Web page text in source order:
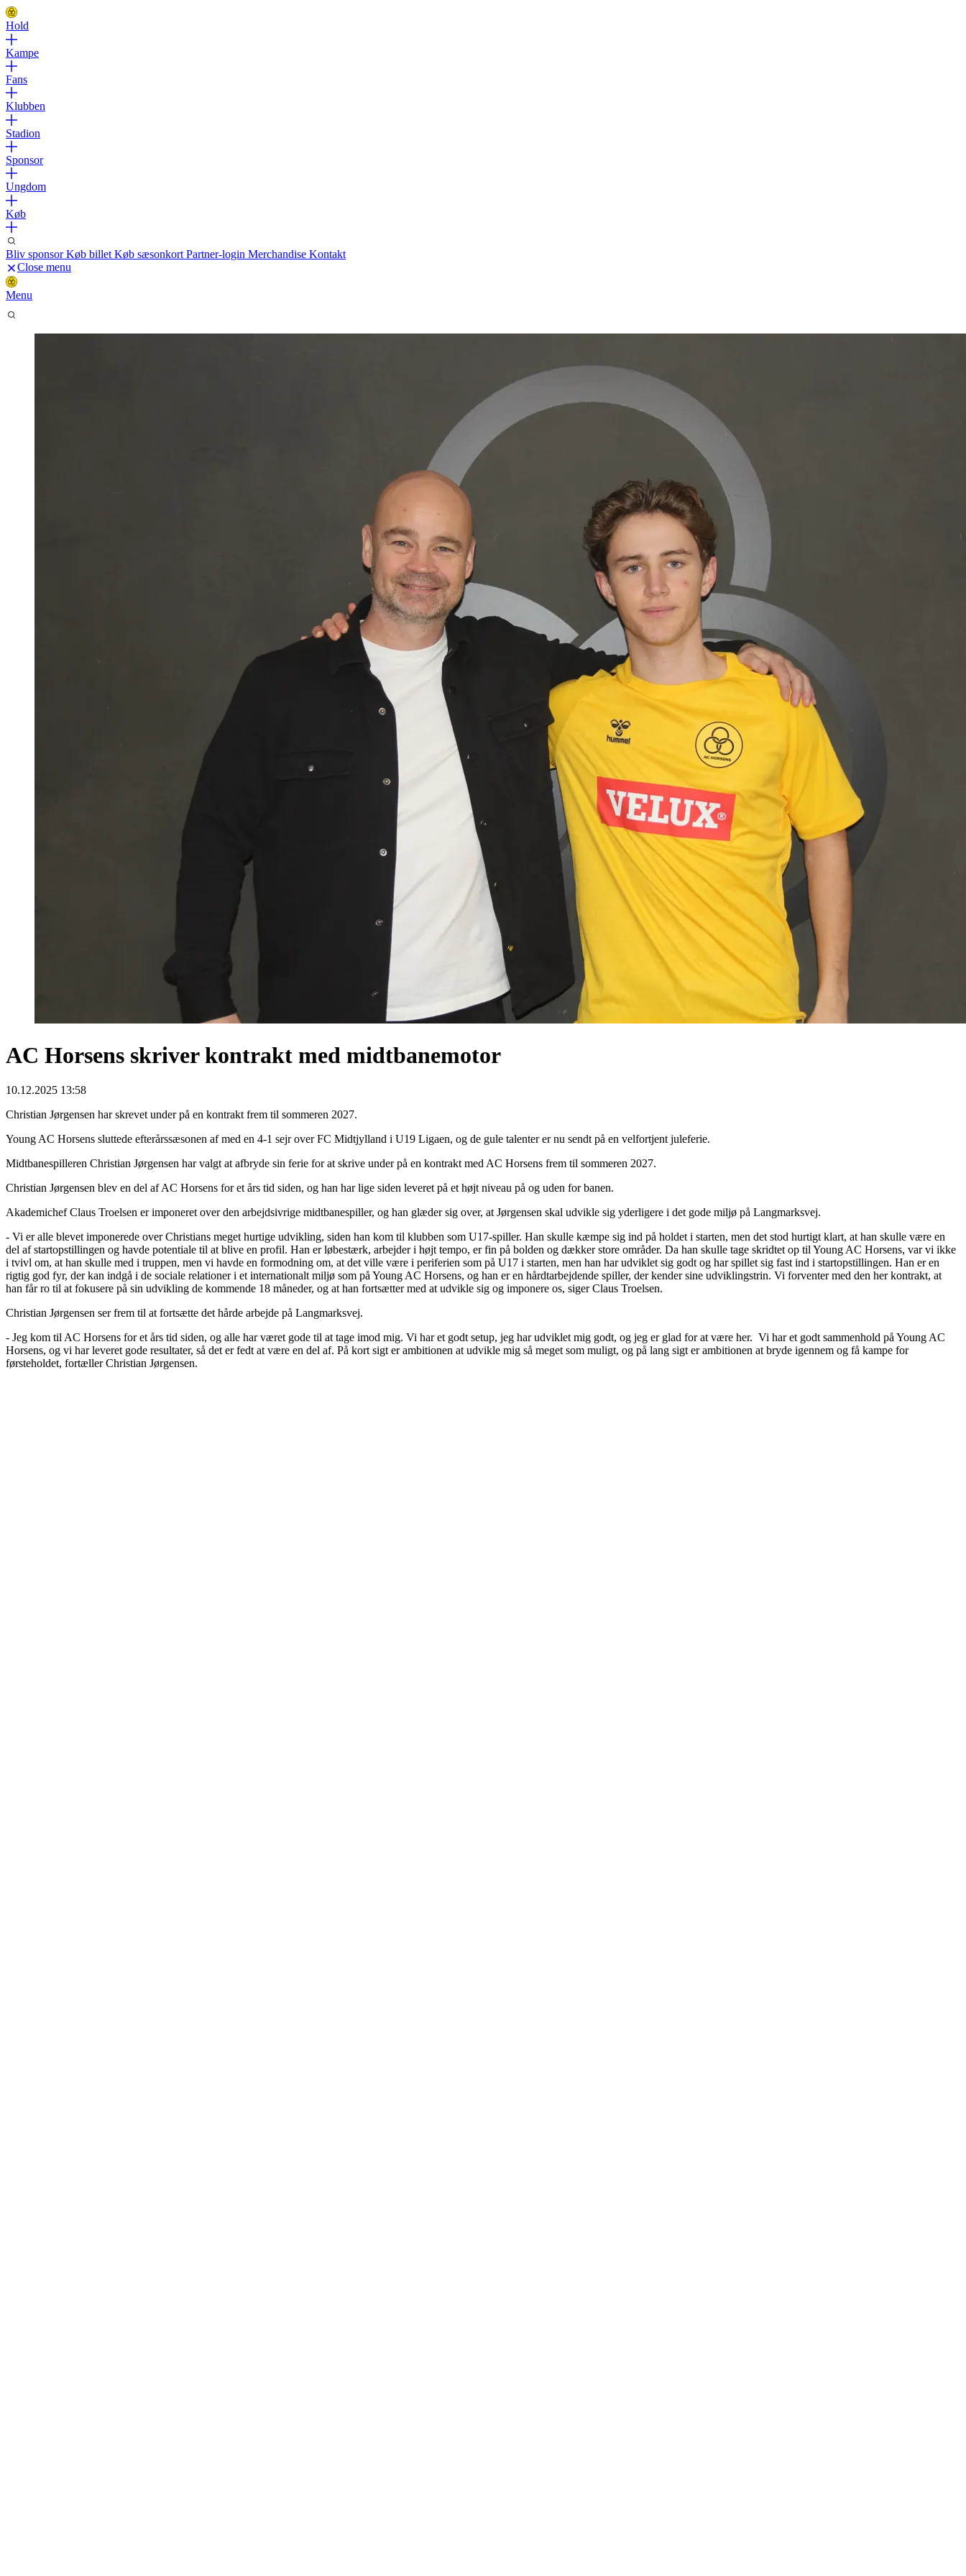
Hold
Kampe
Fans
Klubben
Stadion
Sponsor
Ungdom
Køb
Bliv sponsorKøb billet Køb sæsonkort Partner-login Merchandise Kontakt
Close menu
Menu
AC Horsens skriver kontrakt med midtbanemotor
10.12.2025 13:58
Christian Jørgensen har skrevet under på en kontrakt frem til sommeren 2027.
Young AC Horsens sluttede efterårssæsonen af med en 4-1 sejr over FC Midtjylland i U19 Ligaen, og de gule talenter er nu sendt på en velfortjent juleferie.
Midtbanespilleren Christian Jørgensen har valgt at afbryde sin ferie for at skrive under på en kontrakt med AC Horsens frem til sommeren 2027.
Christian Jørgensen blev en del af AC Horsens for et års tid siden, og han har lige siden leveret på et højt niveau på og uden for banen.
Akademichef Claus Troelsen er imponeret over den arbejdsivrige midtbanespiller, og han glæder sig over, at Jørgensen skal udvikle sig yderligere i det gode miljø på Langmarksvej.
- Vi er alle blevet imponerede over Christians meget hurtige udvikling, siden han kom til klubben som U17-spiller. Han skulle kæmpe sig ind på holdet i starten, men det stod hurtigt klart, at han skulle være en
del af startopstillingen og havde potentiale til at blive en profil. Han er løbestærk, arbejder i højt tempo, er fin på bolden og dækker store områder. Da han skulle tage skridtet op til Young AC Horsens, var vi ikke
i tvivl om, at han skulle med i truppen, men vi havde en formodning om, at det ville være i periferien som på U17 i starten, men han har udviklet sig godt og har spillet sig fast ind i startopstillingen. Han er en
rigtig god fyr, der kan indgå i de sociale relationer i et internationalt miljø som på Young AC Horsens, og han er en hårdtarbejdende spiller, der kender sine udviklingstrin. Vi forventer med den her kontrakt, at
han får ro til at fokusere på sin udvikling de kommende 18 måneder, og at han fortsætter med at udvikle sig og imponere os, siger Claus Troelsen.
Christian Jørgensen ser frem til at fortsætte det hårde arbejde på Langmarksvej.
- Jeg kom til AC Horsens for et års tid siden, og alle har været gode til at tage imod mig. Vi har et godt setup, jeg har udviklet mig godt, og jeg er glad for at være her. Vi har et godt sammenhold på Young AC
Horsens, og vi har leveret gode resultater, så det er fedt at være en del af. På kort sigt er ambitionen at udvikle mig så meget som muligt, og på lang sigt er ambitionen at bryde igennem og få kampe for
førsteholdet, fortæller Christian Jørgensen.